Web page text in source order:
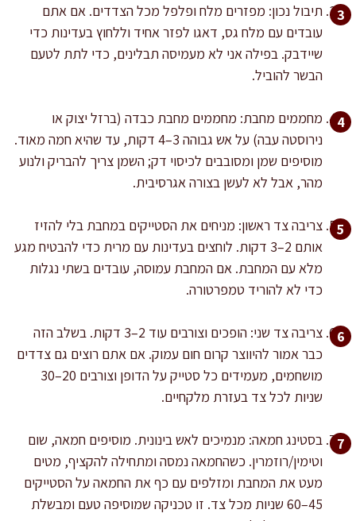
תיבול נכון: מפזרים מלח ופלפל מכל הצדדים. אם אתם
עובדים עם מלח גס, דאגו לפזר אחיד וללחוץ בעדינות כדי
שיידבק. בפילה אני לא מעמיסה תבלינים, כדי לתת לטעם
הבשר להוביל.
מחממים מחבת: מחממים מחבת כבדה (ברזל יצוק או
נירוסטה עבה) על אש גבוהה 3–4 דקות, עד שהיא חמה מאוד.
מוסיפים שמן ומסובבים לכיסוי דק; השמן צריך להבריק ולנוע
מהר, אבל לא לעשן בצורה אגרסיבית.
צריבה צד ראשון: מניחים את הסטייקים במחבת בלי להזיז
אותם 2–3 דקות. לוחצים בעדינות עם מרית כדי להבטיח מגע
מלא עם המחבת. אם המחבת עמוסה, עובדים בשתי נגלות
כדי לא להוריד טמפרטורה.
צריבה צד שני: הופכים וצורבים עוד 2–3 דקות. בשלב הזה
כבר אמור להיווצר קרום חום עמוק. אם אתם רוצים גם צדדים
מושחמים, מעמידים כל סטייק על הדופן וצורבים 20–30
שניות לכל צד בעזרת מלקחיים.
בסטינג חמאה: מנמיכים לאש בינונית. מוסיפים חמאה, שום
וטימין/רוזמרין. כשהחמאה נמסה ומתחילה להקציף, מטים
מעט את המחבת ומזלפים עם כף את החמאה על הסטייקים
45–60 שניות מכל צד. זו טכניקה שמוסיפה טעם ומבשלת